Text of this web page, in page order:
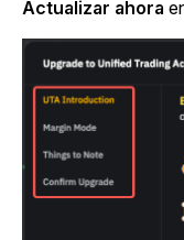
Actualizar ahora